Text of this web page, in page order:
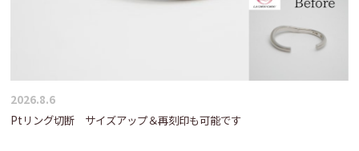
2026.8.6
Ptリング切断 サイズアップ＆再刻印も可能です